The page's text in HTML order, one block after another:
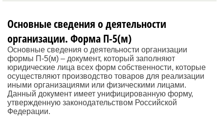
Основные сведения о деятельности
организации. Форма П-5(м)
Основные сведения о деятельности организации
формы П-5(м) – документ, который заполняют
юридические лица всех форм собственности, которые
осуществляют производство товаров для реализации
иными организациями или физическими лицами.
Данный документ имеет унифицированную форму,
утвержденную законодательством Российской
Федерации.